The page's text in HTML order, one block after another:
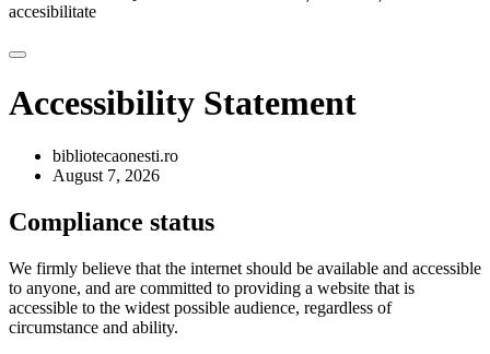
accesibilitate
Accessibility Statement
bibliotecaonesti.ro
August 7, 2026
Compliance status
We firmly believe that the internet should be available and accessible
to anyone, and are committed to providing a website that is
accessible to the widest possible audience, regardless of
circumstance and ability.